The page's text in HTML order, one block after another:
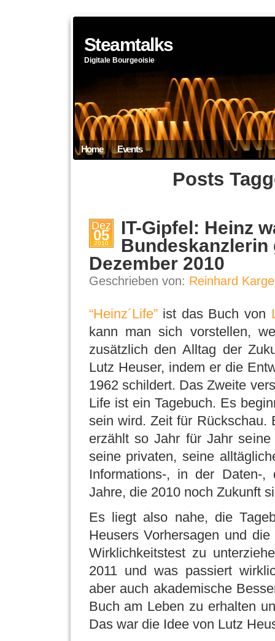
Steamtalks
Digitale Bourgeoisie
Home Events
Posts
Dez
05
2010
IT-Gipfel: Heinz
Bundeskanzlerin
Dezember 2010
Geschrieben von: Reinhard
“Heinz´Life”ist das Buch von
kann man sich vorstellen,
zusätzlich den Alltag der
Lutz Heuser, indem er die
1962 schildert. Das Zweite
Life ist ein Tagebuch. Es
sein wird. Zeit für Rückschau.
erzählt so Jahr für Jahr
seine privaten, seine
Informations-, in der Daten-
Jahre, die 2010 noch Zukunft
Es liegt also nahe, die
Heusers Vorhersagen und
Wirklichkeitstest zu
2011 und was passiert
aber auch akademische
Buch am Leben zu erhalten
Das war die Idee von Lutz